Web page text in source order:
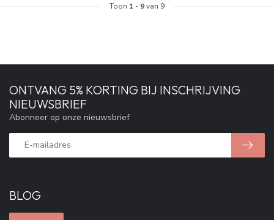
Toon 1 - 9van 9
BLOG
ONTVANG 5% KORTING BIJ INSCHRIJVING
NIEUWSBRIEF
Abonneer op onze nieuwsbrief